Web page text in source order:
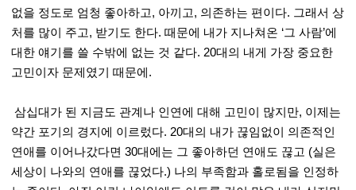
없을 정도로 엄청 좋아하고, 아끼고, 의존하는 편이다. 그래서 상
처를 많이 주고, 받기도 한다. 때문에 내가 지나쳐온 ‘그 사람’에
대한 얘기를 쓸 수밖에 없는 것 같다. 20대의 내게 가장 중요한
고민이자 문제였기 때문에.
삼십대가 된 지금도 관계나 인연에 대해 고민이 많지만, 이제는
약간 포기의 경지에 이르렀다. 20대의 내가 끊임없이 의존적인
연애를 이어나갔다면 30대에는 그 좋아하던 연애도 끊고 (실은
세상이 나와의 연애를 끊었다.) 나의 부족함과 홀로됨을 인정하